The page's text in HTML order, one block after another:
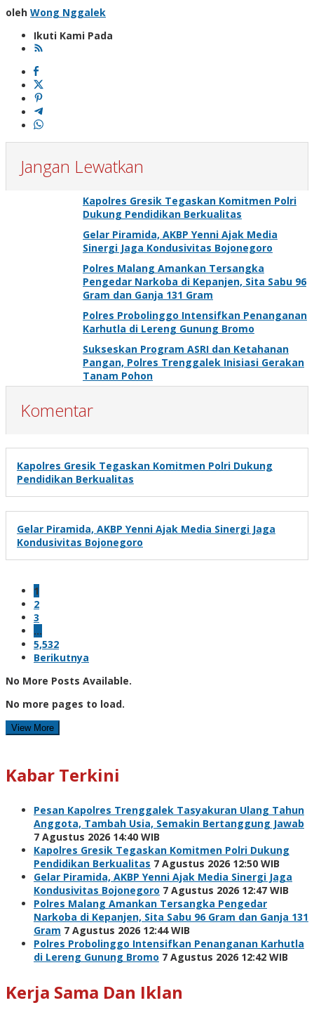
oleh Wong Nggalek
Ikuti Kami Pada
Jangan Lewatkan
Kapolres Gresik Tegaskan Komitmen Polri
Dukung Pendidikan Berkualitas
Gelar Piramida, AKBP Yenni Ajak Media
Sinergi Jaga Kondusivitas Bojonegoro
Polres Malang Amankan Tersangka
Pengedar Narkoba di Kepanjen, Sita Sabu 96
Gram dan Ganja 131 Gram
Polres Probolinggo Intensifkan Penanganan
Karhutla di Lereng Gunung Bromo
Sukseskan Program ASRI dan Ketahanan
Pangan, Polres Trenggalek Inisiasi Gerakan
Tanam Pohon
Komentar
Kapolres Gresik Tegaskan Komitmen Polri Dukung
Pendidikan Berkualitas
Gelar Piramida, AKBP Yenni Ajak Media Sinergi Jaga
Kondusivitas Bojonegoro
1
2
3
…
5,532
Berikutnya
No More Posts Available.
No more pages to load.
View More
Kabar Terkini
Pesan Kapolres Trenggalek Tasyakuran Ulang Tahun
Anggota, Tambah Usia, Semakin Bertanggung Jawab
7 Agustus 2026 14:40 WIB
Kapolres Gresik Tegaskan Komitmen Polri Dukung
Pendidikan Berkualitas 7 Agustus 2026 12:50 WIB
Gelar Piramida, AKBP Yenni Ajak Media Sinergi Jaga
Kondusivitas Bojonegoro 7 Agustus 2026 12:47 WIB
Polres Malang Amankan Tersangka Pengedar
Narkoba di Kepanjen, Sita Sabu 96 Gram dan Ganja 131
Gram 7 Agustus 2026 12:44 WIB
Polres Probolinggo Intensifkan Penanganan Karhutla
di Lereng Gunung Bromo 7 Agustus 2026 12:42 WIB
Kerja Sama Dan Iklan